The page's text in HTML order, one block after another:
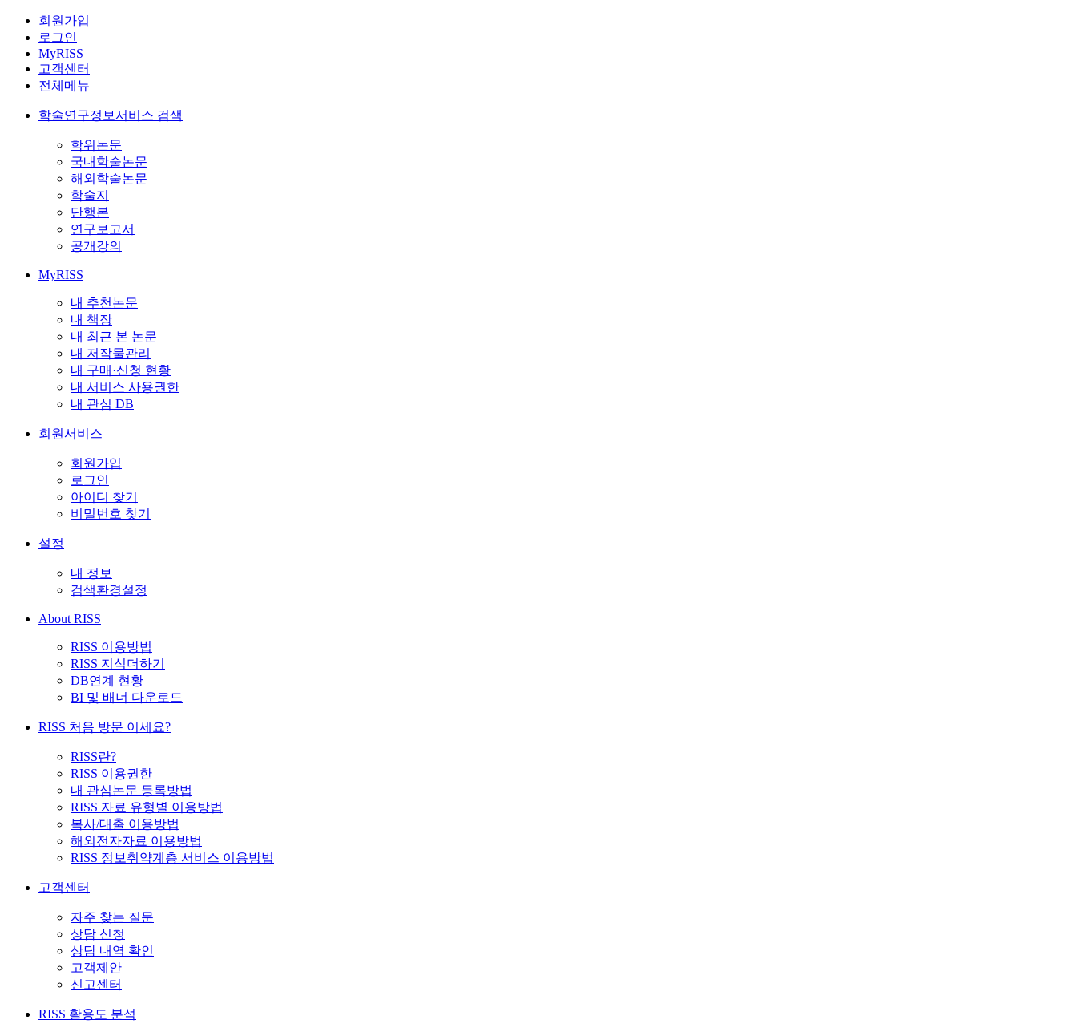
회원가입
로그인
MyRISS
고객센터
전체메뉴
학술연구정보서비스 검색
학위논문
국내학술논문
해외학술논문
학술지
단행본
연구보고서
공개강의
MyRISS
내 추천논문
내 책장
내 최근 본 논문
내 저작물관리
내 구매·신청 현황
내 서비스 사용권한
내 관심 DB
회원서비스
회원가입
로그인
아이디 찾기
비밀번호 찾기
설정
내 정보
검색환경설정
About RISS
RISS 이용방법
RISS 지식더하기
DB연계 현황
BI 및 배너 다운로드
RISS 처음 방문 이세요?
RISS란?
RISS 이용권한
내 관심논문 등록방법
RISS 자료 유형별 이용방법
복사/대출 이용방법
해외전자자료 이용방법
RISS 정보취약계층 서비스 이용방법
고객센터
자주 찾는 질문
상담 신청
상담 내역 확인
고객제안
신고센터
RISS 활용도 분석